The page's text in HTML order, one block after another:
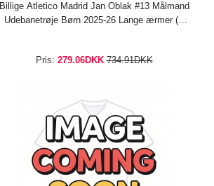
Billige Atletico Madrid Jan Oblak #13 Målmand
Udebanetrøje Børn 2025-26 Lange ærmer (+
Pris: 279.06DKK 734.91DKK